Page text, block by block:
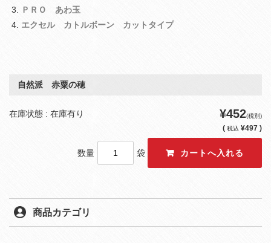
ＰＲＯ あわ玉
エクセル カトルボーン カットタイプ
自然派 赤粟の穂
在庫状態 : 在庫有り ¥452(税別)
( 税込 ¥497 )
数量 袋
商品カテゴリ